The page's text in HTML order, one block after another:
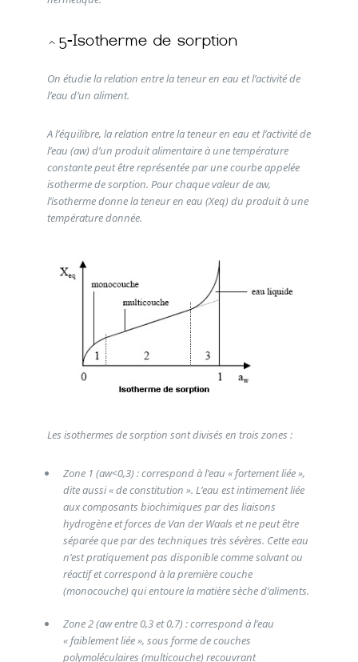
On étudie la relation entre la teneur en eau et l’activité de
l’eau d’un aliment.
A l’équilibre, la relation entre la teneur en eau et l’activité de
l’eau (aw) d’un produit alimentaire à une température
constante peut être représentée par une courbe appelée
isotherme de sorption. Pour chaque valeur de aw,
l’isotherme donne la teneur en eau (Xeq) du produit à une
température donnée.
Les isothermes de sorption sont divisés en trois zones :
Zone 1 (aw<0,3) : correspond à l’eau « fortement liée »,
dite aussi « de constitution ». L’eau est intimement liée
aux composants biochimiques par des liaisons
hydrogène et forces de Van der Waals et ne peut être
séparée que par des techniques très sévères. Cette eau
n’est pratiquement pas disponible comme solvant ou
réactif et correspond à la première couche
(monocouche) qui entoure la matière sèche d’aliments.
Zone 2 (aw entre 0,3 et 0,7) : correspond à l’eau
« faiblement liée », sous forme de couches
polymoléculaires (multicouche) recouvrant